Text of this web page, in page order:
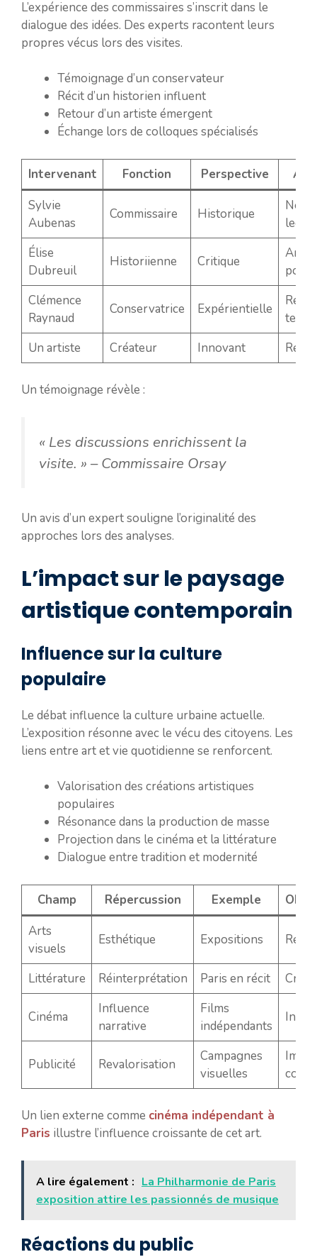
L’expérience des commissaires s’inscrit dans le
dialogue des idées. Des experts racontent leurs
propres vécus lors des visites.
Témoignage d’un conservateur
Récit d’un historien influent
Retour d’un artiste émergent
Échange lors de colloques spécialisés
Intervenant Fonction Perspective
Sylvie
Aubenas
Commissaire Historique
Élise
Dubreuil
Historiienne Critique
Clémence
Raynaud
Conservatrice Expérientielle
Un artiste
Créateur Innovant
Un témoignage révèle :
« Les discussions enrichissent la
visite. » – Commissaire Orsay
Un avis d’un expert souligne l’originalité des
approches lors des analyses.
L’impact sur le paysage
artistique contemporain
Influence sur la culture
populaire
Le débat influence la culture urbaine actuelle.
L’exposition résonne avec le vécu des citoyens. Les
liens entre art et vie quotidienne se renforcent.
Valorisation des créations artistiques
populaires
Résonance dans la production de masse
Projection dans le cinéma et la littérature
Dialogue entre tradition et modernité
Champ Répercussion Exemple
Arts
visuels
Esthétique Expositions
Littérature Réinterprétation Paris en récit
Cinéma
Influence
narrative
Films
indépendants
Publicité Revalorisation
Campagnes
visuelles
Un lien externe comme cinéma indépendant à
Paris illustre l’influence croissante de cet art.
A lire également : La Philharmonie de Paris
exposition attire les passionnés de musique
Réactions du public